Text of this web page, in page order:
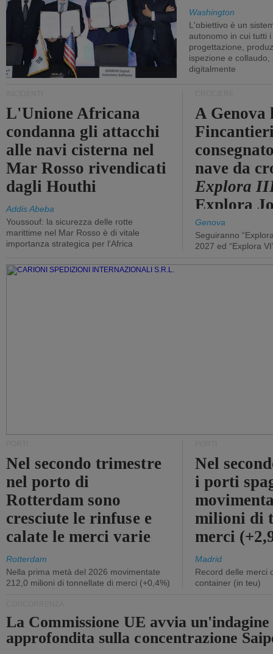
Washington
L'obiettivo è un
autonomo in cui tutti
progettazione,
ispezione e collaudo,
digitalmente
L'Unione Africana
condanna gli attacchi
alle navi cisterna nel
Mar Rosso rivendicati
dagli Houthi
Addis Abeba
Youssouf: la sicurezza delle rotte
marittime nel Mar Rosso è di vitale
importanza strategica per l'Africa
A Genova
nave da
Explora
Explora
Genova
Seguiranno
2027 ed “Explora
Nel secondo trimestre
nel porto di
Rotterdam sono
cresciute le rinfuse e
calate le merci varie
Rotterdam
Nella prima metà del 2026 movimentate
212,0 milioni di tonnellate di merci (+0,4%)
Nel
i porti
milioni di
merci
Madrid
Record delle merci
container (in teu)
La Commissione UE avvia un'indagine
approfondita sulla concentrazione